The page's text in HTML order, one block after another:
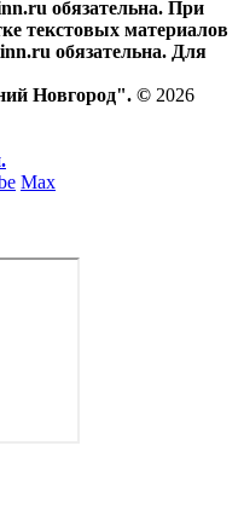
обязательна. При
текстовых материалов
обязательна. Для
Новгород". © 2026
Max